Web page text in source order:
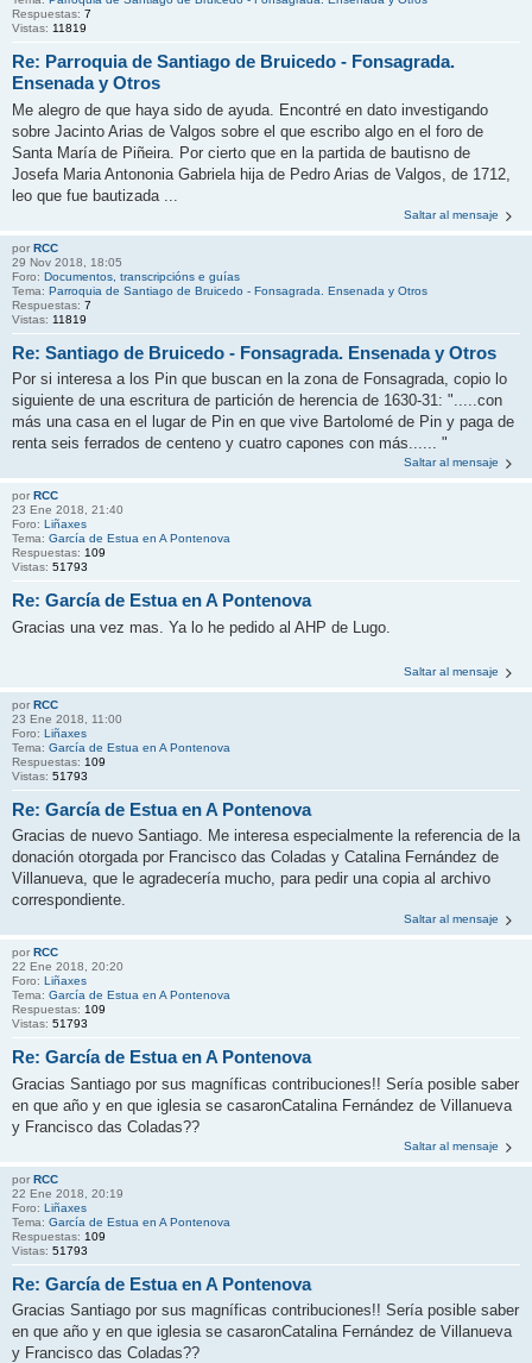
Respuestas: 7
Vistas: 11819
Re: Parroquia de Santiago de Bruicedo - Fonsagrada.
Ensenada y Otros
Me alegro de que haya sido de ayuda. Encontré en dato investigando
sobre Jacinto Arias de Valgos sobre el que escribo algo en el foro de
Santa María de Piñeira. Por cierto que en la partida de bautisno de
Josefa Maria Antononia Gabriela hija de Pedro Arias de Valgos, de 1712,
leo que fue bautizada ...
Saltar al mensaje
por RCC
29 Nov 2018, 18:05
Foro: Documentos, transcripcións e guías
Tema: Parroquia de Santiago de Bruicedo - Fonsagrada. Ensenada y Otros
Respuestas: 7
Vistas: 11819
Re: Santiago de Bruicedo - Fonsagrada. Ensenada y Otros
Por si interesa a los Pin que buscan en la zona de Fonsagrada, copio lo
siguiente de una escritura de partición de herencia de 1630-31: ".....con
más una casa en el lugar de Pin en que vive Bartolomé de Pin y paga de
renta seis ferrados de centeno y cuatro capones con más...... "
Saltar al mensaje
por RCC
23 Ene 2018, 21:40
Foro: Liñaxes
Tema: García de Estua en A Pontenova
Respuestas: 109
Vistas: 51793
Re: García de Estua en A Pontenova
Gracias una vez mas. Ya lo he pedido al AHP de Lugo.
Saltar al mensaje
por RCC
23 Ene 2018, 11:00
Foro: Liñaxes
Tema: García de Estua en A Pontenova
Respuestas: 109
Vistas: 51793
Re: García de Estua en A Pontenova
Gracias de nuevo Santiago. Me interesa especialmente la referencia de la
donación otorgada por Francisco das Coladas y Catalina Fernández de
Villanueva, que le agradecería mucho, para pedir una copia al archivo
correspondiente.
Saltar al mensaje
por RCC
22 Ene 2018, 20:20
Foro: Liñaxes
Tema: García de Estua en A Pontenova
Respuestas: 109
Vistas: 51793
Re: García de Estua en A Pontenova
Gracias Santiago por sus magníficas contribuciones!! Sería posible saber
en que año y en que iglesia se casaronCatalina Fernández de Villanueva
y Francisco das Coladas??
Saltar al mensaje
por RCC
22 Ene 2018, 20:19
Foro: Liñaxes
Tema: García de Estua en A Pontenova
Respuestas: 109
Vistas: 51793
Re: García de Estua en A Pontenova
Gracias Santiago por sus magníficas contribuciones!! Sería posible saber
en que año y en que iglesia se casaronCatalina Fernández de Villanueva
y Francisco das Coladas??